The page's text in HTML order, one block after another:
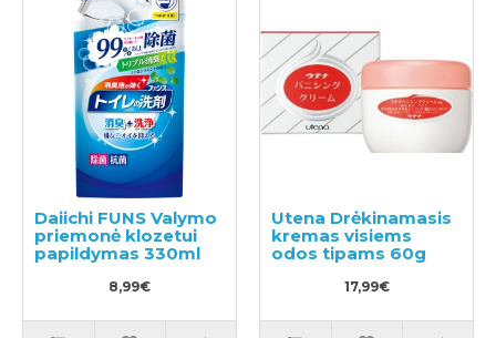
Daiichi FUNS Valymo
priemonė klozetui
papildymas 330ml
8,99€
Utena Drėkinamasis
kremas visiems
odos tipams 60g
17,99€